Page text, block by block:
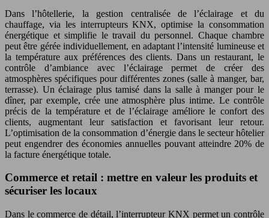
Dans l’hôtellerie, la gestion centralisée de l’éclairage et du
chauffage, via les interrupteurs KNX, optimise la consommation
énergétique et simplifie le travail du personnel. Chaque chambre
peut être gérée individuellement, en adaptant l’intensité lumineuse et
la température aux préférences des clients. Dans un restaurant, le
contrôle d’ambiance avec l’éclairage permet de créer des
atmosphères spécifiques pour différentes zones (salle à manger, bar,
terrasse). Un éclairage plus tamisé dans la salle à manger pour le
dîner, par exemple, crée une atmosphère plus intime. Le contrôle
précis de la température et de l’éclairage améliore le confort des
clients, augmentant leur satisfaction et favorisant leur retour.
L’optimisation de la consommation d’énergie dans le secteur hôtelier
peut engendrer des économies annuelles pouvant atteindre 20% de
la facture énergétique totale.
Commerce et retail : mettre en valeur les produits et
sécuriser les locaux
Dans le commerce de détail, l’interrupteur KNX permet un contrôle